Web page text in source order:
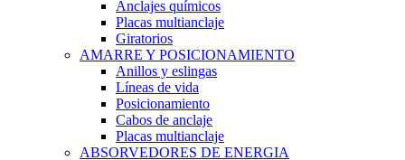
Anclajes químicos
Placas multianclaje
Giratorios
AMARRE Y POSICIONAMIENTO
Anillos y eslingas
Líneas de vida
Posicionamiento
Cabos de anclaje
Placas multianclaje
ABSORVEDORES DE ENERGIA